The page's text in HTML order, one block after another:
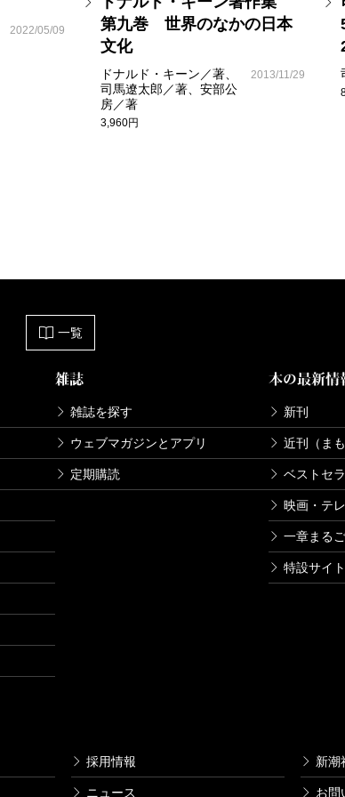
2022/05/09
第九巻 世界のなかの日本
文化
ドナルド・キーン／著、
司馬遼太郎／著、安部公
房／著
3,960円
2013/11/29
一覧
雑誌
雑誌を探す
ウェブマガジンとアプリ
定期購読
本の最新情
新刊
近刊（ま
ベストセ
映画・テ
一章まる
特設サイ
採用情報 新潮
ニュース お問